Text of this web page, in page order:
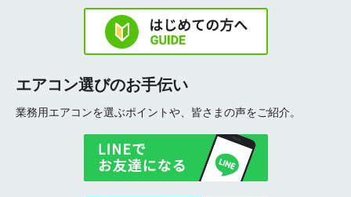
エアコン選びのお手伝い
業務用エアコンを選ぶポイントや、皆さまの声をご紹介。